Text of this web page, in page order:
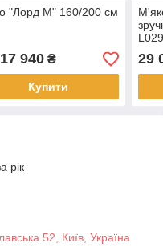
"Лорд М" 160/200 см
17 940₴
Купити
29
рік
52, Київ, Україна